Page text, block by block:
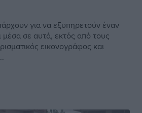
για να εξυπηρετούν έναν
μέσα σε αυτά, εκτός από τους
εικονογράφος και